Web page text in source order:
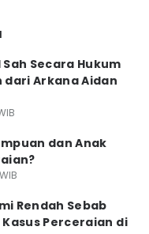
Secara Hukum
dari Arkana Aidan
dan Anak
Rendah Sebab
Kasus Perceraian di